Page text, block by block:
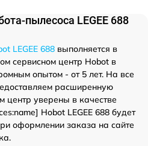
пылесоса LEGEE 688
LEGEE 688 выполняется в
сервисном центр Hobot в
опытом - от 5 лет. На все
расширенную
центр уверены в качестве
Hobot LEGEE 688 будет
оформлении заказа на сайте